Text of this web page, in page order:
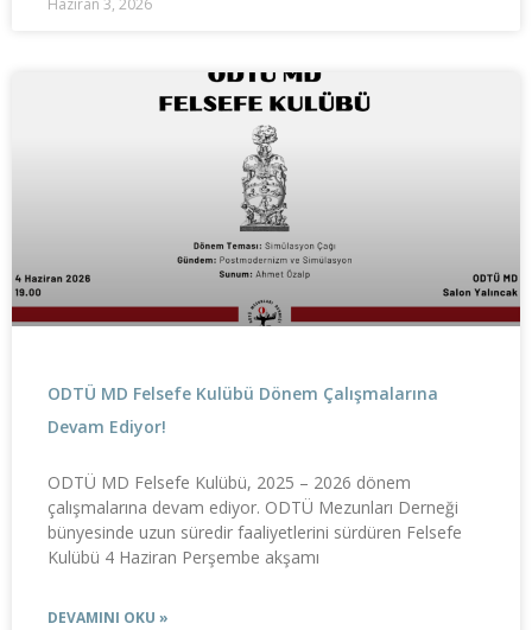
Haziran 3, 2026
ODTÜ MD Felsefe Kulübü Dönem Çalışmalarına
Devam Ediyor!
ODTÜ MD Felsefe Kulübü, 2025 – 2026 dönem
çalışmalarına devam ediyor. ODTÜ Mezunları Derneği
bünyesinde uzun süredir faaliyetlerini sürdüren Felsefe
Kulübü 4 Haziran Perşembe akşamı
DEVAMINI OKU »